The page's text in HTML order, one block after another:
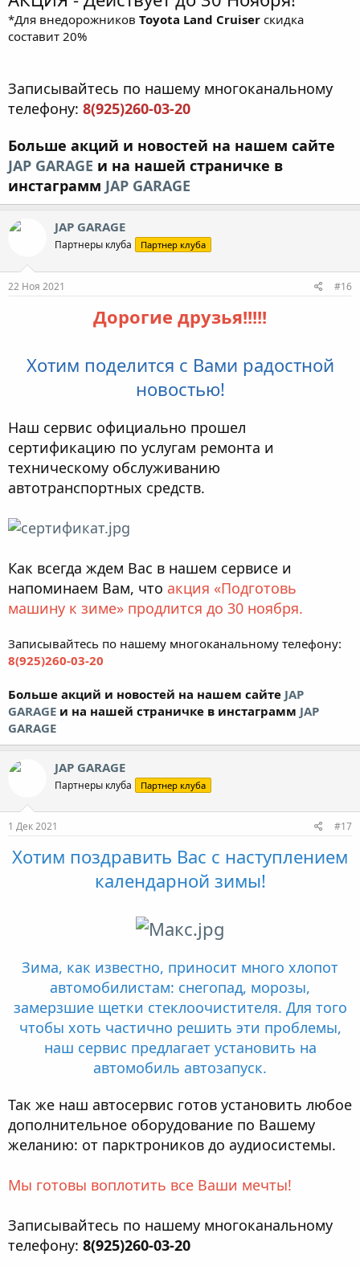
*Для внедорожников Toyota Land Cruiser скидка
составит 20%
Записывайтесь по нашему многоканальному
телефону: 8(925)260-03-20
Больше акций и новостей на нашем сайте
JAP GARAGE и на нашей страничке в
инстаграмм JAP GARAGE
JAP GARAGE
Партнеры клуба Партнер клуба
22 Ноя 2021 #16
Дорогие друзья!!!!!
Хотим поделится с Вами радостной
новостью!
Наш сервис официально прошел
сертификацию по услугам ремонта и
техническому обслуживанию
автотранспортных средств.
Как всегда ждем Вас в нашем сервисе и
напоминаем Вам, что акция «Подготовь
машину к зиме» продлится до 30 ноября.
Записывайтесь по нашему многоканальному телефону:
8(925)260-03-20
Больше акций и новостей на нашем сайте JAP
GARAGE и на нашей страничке в инстаграмм JAP
GARAGE
JAP GARAGE
Партнеры клуба Партнер клуба
1 Дек 2021 #17
Хотим поздравить Вас с наступлением
календарной зимы!
Зима, как известно, приносит много хлопот
автомобилистам: снегопад, морозы,
замерзшие щетки стеклоочистителя. Для того
чтобы хоть частично решить эти проблемы,
наш сервис предлагает установить на
автомобиль автозапуск.
Так же наш автосервис готов установить любое
дополнительное оборудование по Вашему
желанию: от парктроников до аудиосистемы.
Мы готовы воплотить все Ваши мечты!
Записывайтесь по нашему многоканальному
телефону: 8(925)260-03-20